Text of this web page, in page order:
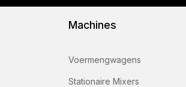
Machines
Voermengwagens
Stationaire Mixers